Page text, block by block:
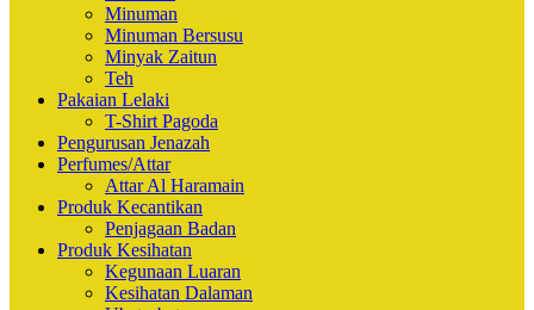
Minuman
Minuman Bersusu
Minyak Zaitun
Teh
Pakaian Lelaki
T-Shirt Pagoda
Pengurusan Jenazah
Perfumes/Attar
Attar Al Haramain
Produk Kecantikan
Penjagaan Badan
Produk Kesihatan
Kegunaan Luaran
Kesihatan Dalaman